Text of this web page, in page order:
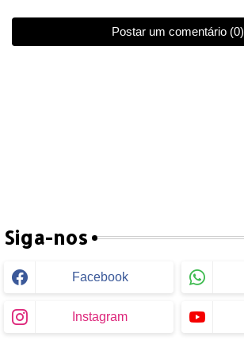
Postar um comentário (0)
Siga-nos
Facebook
Instagram